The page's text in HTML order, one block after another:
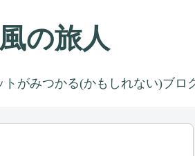
の旅人
がみつかる(かもしれない)ブロ